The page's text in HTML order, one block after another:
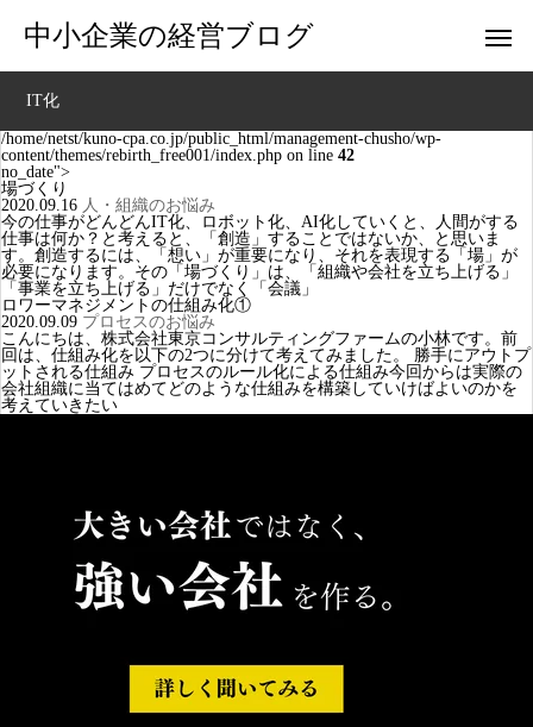
中小企業の経営ブログ
IT化
/home/netst/kuno-cpa.co.jp/public_html/management-chusho/wp-
content/themes/rebirth_free001/index.php on line 42
no_date">
場づくり
2020.09.16 人・組織のお悩み
今の仕事がどんどんIT化、ロボット化、AI化していくと、人間がする
仕事は何か？と考えると、「創造」することではないか、と思いま
す。創造するには、「想い」が重要になり、それを表現する「場」が
必要になります。その「場づくり」は、「組織や会社を立ち上げる」
「事業を立ち上げる」だけでなく「会議」
ロワーマネジメントの仕組み化①
2020.09.09 プロセスのお悩み
こんにちは、株式会社東京コンサルティングファームの小林です。前
回は、仕組み化を以下の2つに分けて考えてみました。 勝手にアウトプ
ットされる仕組み プロセスのルール化による仕組み今回からは実際の
会社組織に当てはめてどのような仕組みを構築していけばよいのかを
考えていきたい